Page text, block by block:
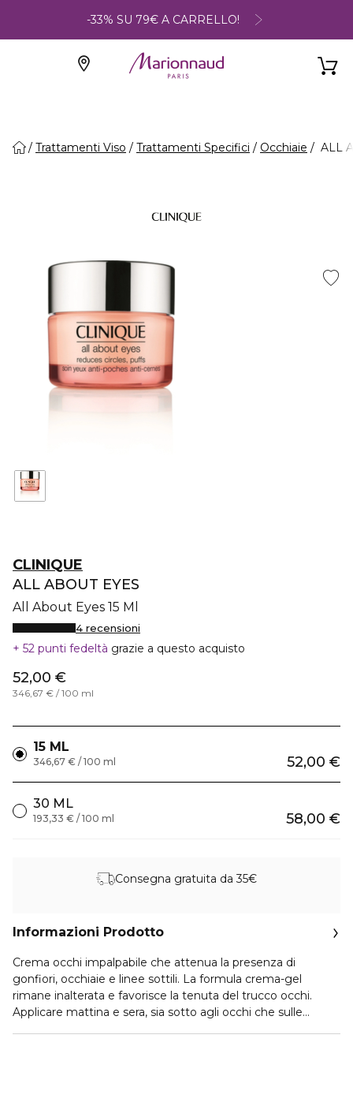
-33% SU 79€ A CARRELLO!
Trattamenti Viso Trattamenti Specifici Occhiaie ALL
CLINIQUE
ALL ABOUT EYES
All About Eyes 15 Ml
4 recensioni
52 punti fedeltà grazie a questo acquisto
52,00 €
346,67 € / 100 ml
15 ML
52,00 €
346,67 € / 100 ml
30 ML
58,00 €
193,33 € / 100 ml
Consegna gratuita da 35€
Informazioni Prodotto
Crema occhi impalpabile che attenua la presenza di
gonfiori, occhiaie e linee sottili. La formula crema-gel
rimane inalterata e favorisce la tenuta del trucco occhi.
Applicare mattina e sera, sia sotto agli occhi che sulle